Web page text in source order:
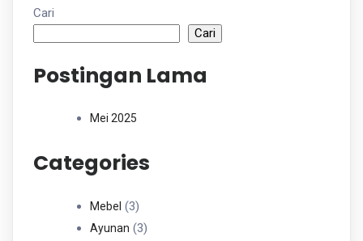
Cari
Cari
Postingan Lama
Mei 2025
Categories
Mebel 33
Produk
Ayunan 33